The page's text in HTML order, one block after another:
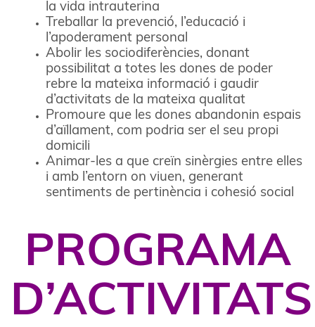
la vida intrauterina
Treballar la prevenció, l’educació i
l’apoderament personal
Abolir les sociodiferències, donant
possibilitat a totes les dones de poder
rebre la mateixa informació i gaudir
d’activitats de la mateixa qualitat
Promoure que les dones abandonin espais
d’aïllament, com podria ser el seu propi
domicili
Animar-les a que creïn sinèrgies entre elles
i amb l’entorn on viuen, generant
sentiments de pertinència i cohesió social
PROGRAMA
D’ACTIVITATS